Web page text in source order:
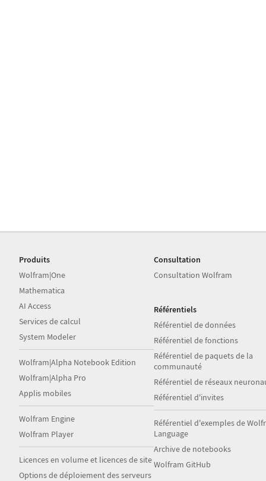
Produits
Wolfram|One
Mathematica
AI Access
Services de calcul
System Modeler
Wolfram|Alpha Notebook Edition
Wolfram|Alpha Pro
Applis mobiles
Wolfram Engine
Wolfram Player
Licences en volume et licences de site
Options de déploiement des serveurs
Consultation
Consultation Wolfram
Référentiels
Référentiel de données
Référentiel de fonctions
Référentiel de paquets de la
communauté
Référentiel de réseaux
Référentiel d'invites
Référentiel d'exemples de
Language
Archive de notebooks
Wolfram GitHub